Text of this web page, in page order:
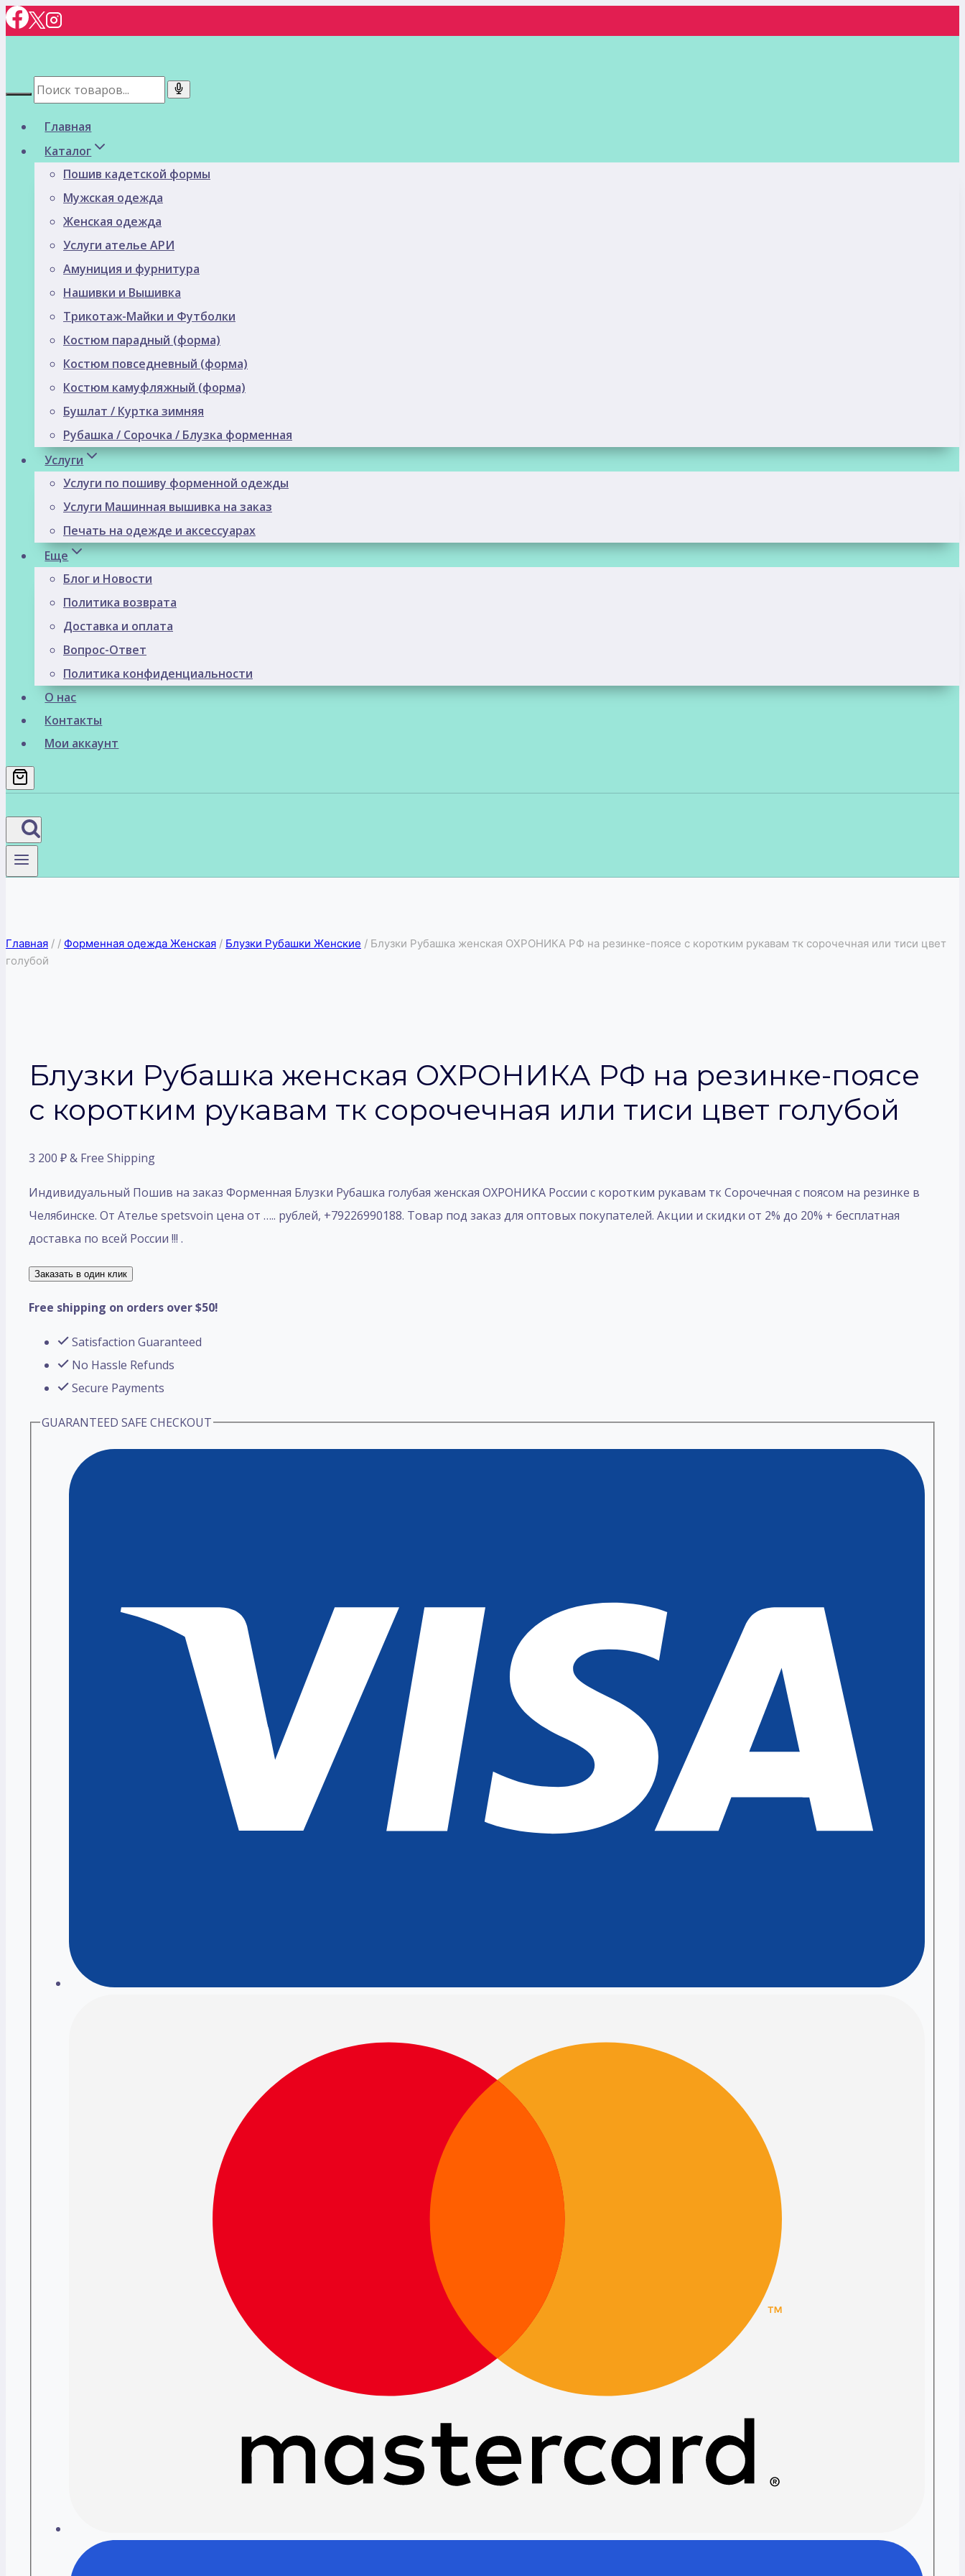
Перейти
к
Главная
Каталог
Пошив кадетской формы
Мужская одежда
Женская одежда
Услуги ателье АРИ
Амуниция и фурнитура
Нашивки и Вышивка
Трикотаж-Майки и Футболки
Костюм парадный (форма)
Костюм повседневный (форма)
Костюм камуфляжный (форма)
Бушлат / Куртка зимняя
Рубашка / Сорочка / Блузка форменная
Услуги
Услуги по пошиву форменной одежды
Услуги Машинная вышивка на заказ
Печать на одежде и аксессуарах
Еще
Блог и Новости
Политика возврата
Доставка и оплата
Вопрос-Ответ
Политика конфиденциальности
О нас
Контакты
Мои аккаунт
Главная / / Форменная одежда Женская / Блузки Рубашки Женские / Блузки Рубашка женская ОХРОНИКА РФ на резинке-поясе с коротким рукавам тк сорочечная или тиси цвет
голубой
Блузки Рубашка женская ОХРОНИКА РФ на резинке-поясе
с коротким рукавам тк сорочечная или тиси цвет голубой
3 200 ₽& Free Shipping
Индивидуальный Пошив на заказ Форменная Блузки Рубашка голубая женская ОХРОНИКА России с коротким рукавам тк Сорочечная с поясом на резинке в
Челябинске. От Ателье spetsvoin цена от ….. рублей, +79226990188. Товар под заказ для оптовых покупателей. Акции и скидки от 2% до 20% + бесплатная
доставка по всей России !!! .
Заказать в один клик
Free shipping on orders over $50!
Satisfaction Guaranteed
No Hassle Refunds
Secure Payments
GUARANTEED SAFE CHECKOUT